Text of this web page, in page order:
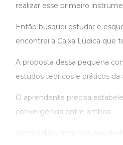
realizar esse primeiro
Então busquei estudar e
encontrei a Caixa Lúdica que
A proposta dessa pequena
estudos teóricos e práticos da
O aprendente precisa
convergência entre ambos.